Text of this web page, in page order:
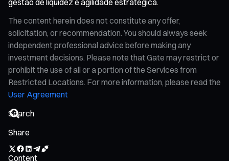
The content herein does not constitute any offer,
solicitation, or recommendation. You should always seek
independent professional advice before making any
investment decisions. Please note that Gate may restrict or
prohibit the use of all or a portion of the Services from
Restricted Locations. For more information, please read the
User Agreement
Share
Content